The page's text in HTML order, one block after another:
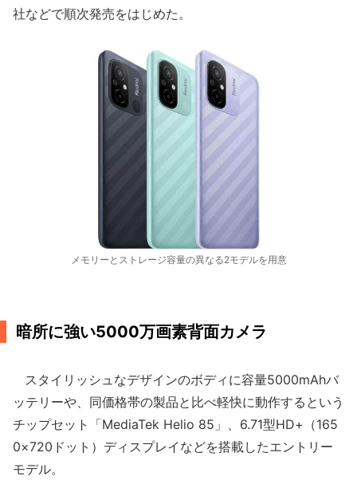
社などで順次発売をはじめた。
メモリーとストレージ容量の異なる2モデルを用意
暗所に強い5000万画素背面カメラ
スタイリッシュなデザインのボディに容量5000mAhバ
ッテリーや、同価格帯の製品と比べ軽快に動作するという
チップセット「MediaTek Helio 85」、6.71型HD+（165
0×720ドット）ディスプレイなどを搭載したエントリー
モデル。